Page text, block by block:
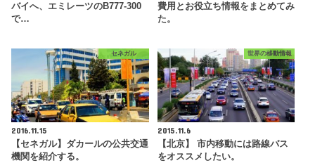
バイへ、エミレーツのB777-300
で…
費用とお役立ち情報をまとめてみ
た。
セネガル
2016.11.15
【セネガル】ダカールの公共交通
機関を紹介する。
世界の移動情報
2015.11.6
【北京】 市内移動には路線バス
をオススメしたい。